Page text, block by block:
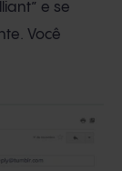
e se
Você